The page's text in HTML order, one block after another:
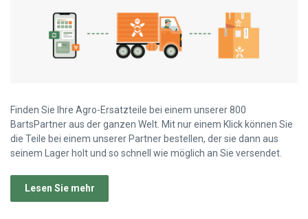
Finden Sie Ihre Agro-Ersatzteile bei einem unserer 800
BartsPartner aus der ganzen Welt. Mit nur einem Klick können Sie
die Teile bei einem unserer Partner bestellen, der sie dann aus
seinem Lager holt und so schnell wie möglich an Sie versendet.
Lesen Sie mehr